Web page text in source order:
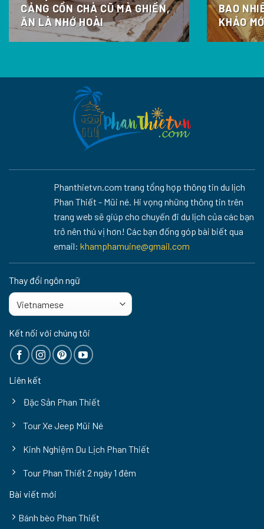
CẢNG CỒN CHÀ CŨ MÀ GHIỀN,
ĂN LÀ NHỚ HOÀI
BAO
KHẢO
Phanthietvn.com trang tổng hợp thông tin du lịch
Phan Thiết - Mũi né. Hi vọng những thông tin trên
trang web sẽ giúp cho chuyến đi du lịch của các bạn
trở nên thú vị hơn! Các bạn đống góp bài biết qua
email: khamphamuine@gmail.com
Thay đổi ngôn ngữ
Kết nối với chúng tôi
Liên kết
Đặc Sản Phan Thiết
Tour Xe Jeep Mũi Né
Kinh Nghiệm Du Lịch Phan Thiết
Tour Phan Thiết 2 ngày 1 đêm
Bài viết mới
Bánh bèo Phan Thiết